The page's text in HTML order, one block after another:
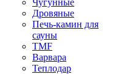
Чугунные
Дровяные
Печь-камин для
сауны
TMF
Варвара
Теплодар